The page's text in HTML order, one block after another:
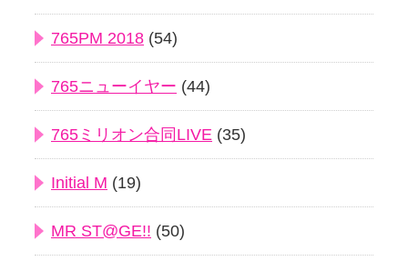
765PM 2018 (54)
765ニューイヤー (44)
765ミリオン合同LIVE (35)
Initial M (19)
MR ST@GE!! (50)